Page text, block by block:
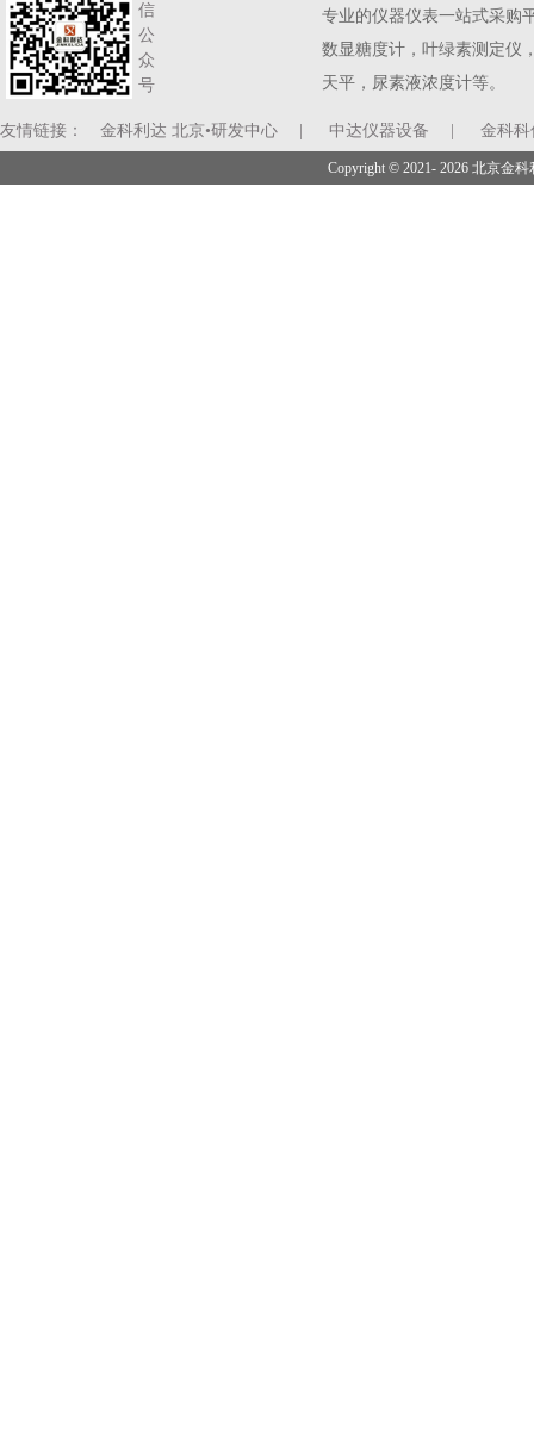
信
公
众
号
专业的仪器仪表一站式采购
数显糖度计，叶绿素测定仪
天平，尿素液浓度计等。
友情链接： 金科利达 北京•研发中心 中达仪器设备 金科
Copyright © 2021- 2026 北京金